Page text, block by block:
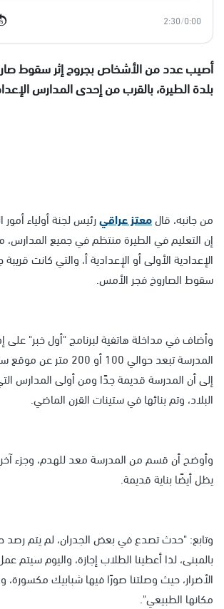
0:00
/
2:30
أصيب عدد من الأشخاص بجروح إثر سقوط
بلدة الطيرة، بالقرب من إحدى المدارس
من جانبه، قالمعتز عراقيرئيس لجنة أولياء
إن التعليم في الطيرة منتظم في جميع المدارس،
الإعدادية الأولى أو الإعدادية أ، والتي كانت
سقوط الصاروخ فجر الأمس.
وأضاف في مداخلة هاتفية لبرنامج "أول خبر" على
المدرسة تبعد حوالي 100 أو
إلى أن المدرسة قديمة جدًا ومن أولى المدارس
البلاد، وتم بنائها في ستينات القرن الماضي.
وأوضح أن قسم من المدرسة معد للهدم، وجزء آخر
يظل أيضًا بناية قديمة.
وتابع: "حدث تصدع في بعض الجدران، لم يتم رصد
بالمبنى، لذا أعطينا الطلاب إجازة، واليوم
الأضرار، حيث وصلتنا صورًا فيها شبابيك
مكانها الطبيعي".